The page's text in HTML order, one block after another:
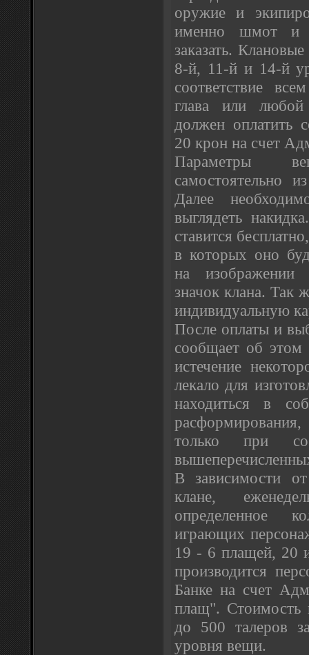
оружие и
именно шмот и
заказать.
8-й, 11-й и 14-й
соответствие
глава или
должен оплатить
20 крон на счет
Параметры
самостоятельно
Далее
выглядеть
ставится
в которых оно
на изображении
значок клана. Так
индивидуальную
После оплаты и
сообщает об
истечение
лекало для
находиться в
только при
В зависимости
клане,
определенное
играющих
19 - 6 плащей, 20
производится
Банке на счет
плащ". Стоимость
до 500 талеров
уровня вещи.